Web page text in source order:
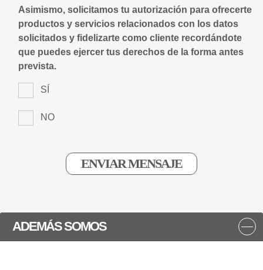
Asimismo, solicitamos tu autorización para ofrecerte
productos y servicios relacionados con los datos
solicitados y fidelizarte como cliente recordándote
que puedes ejercer tus derechos de la forma antes
prevista.
SÍ
NO
ADEMÁS SOMOS